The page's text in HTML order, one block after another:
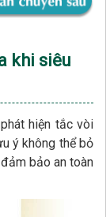
khi siêu
hiện tắc vòi
ý không thể bỏ
bảo an toàn